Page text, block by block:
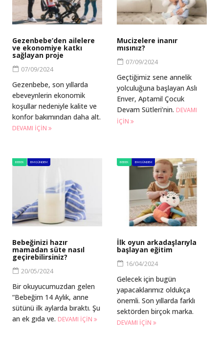
Gezenbebe’den ailelere
ve ekonomiye katkı
sağlayan proje
07/09/2024
Gezenbebe, son yıllarda
ebeveynlerin ekonomik
koşullar nedeniyle kalite ve
konfor bakımından daha alt.
DEVAMI IÇIN
Mucizelere inanır
mısınız?
07/09/2024
Geçtiğimiz sene annelik
yolculuğuna başlayan Aslı
Enver, Aptamil Çocuk
Devam Sütleri’nin. DEVAMI
IÇIN
BEBEK BM GÜNDEM
Bebeğinizi hazır
mamadan süte nasıl
geçirebilirsiniz?
20/05/2024
Bir okuyucumuzdan gelen
“Bebeğim 14 Aylık, anne
sütünü ilk aylarda bıraktı. Şu
an ek gıda ve. DEVAMI IÇIN
BEBEK BM GÜNDEM
İlk oyun arkadaşlarıyla
başlayan eğitim
16/04/2024
Gelecek için bugün
yapacaklarımız oldukça
önemli. Son yıllarda farklı
sektörden birçok marka.
DEVAMI IÇIN